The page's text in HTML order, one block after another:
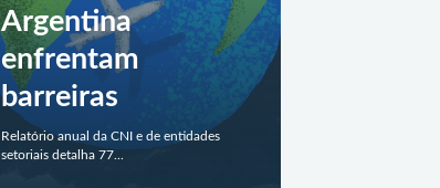
Argentina
enfrentam
barreiras
Relatório anual da CNI e de entidades
setoriais detalha 77...